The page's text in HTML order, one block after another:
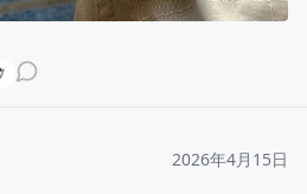
2026年4月15日